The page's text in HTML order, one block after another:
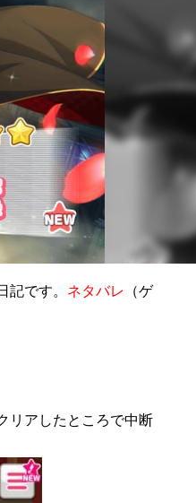
記です。 ネタバレ
（ゲ
リアしたところで中断